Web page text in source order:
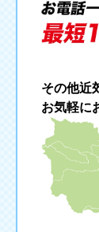
その他近
お気軽に